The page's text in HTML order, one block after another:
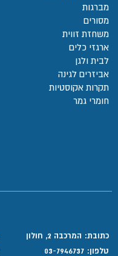
מברגות
מסורים
משחזת זווית
ארגזי כלים
לבית ולגן
אביזרים לגינה
תקרות אקוסטיות
חומרי גמר
כתובת: המרכבה 2, חולון
טלפון: 03-7946737